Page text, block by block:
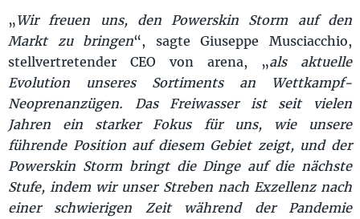
„Wir freuen uns, den Powerskin Storm auf den
Markt zu bringen“, sagte Giuseppe Musciacchio,
stellvertretender CEO von arena, „als aktuelle
Evolution unseres Sortiments an Wettkampf-
Neoprenanzügen. Das Freiwasser ist seit vielen
Jahren ein starker Fokus für uns, wie unsere
führende Position auf diesem Gebiet zeigt, und der
Powerskin Storm bringt die Dinge auf die nächste
Stufe, indem wir unser Streben nach Exzellenz nach
einer schwierigen Zeit während der Pandemie